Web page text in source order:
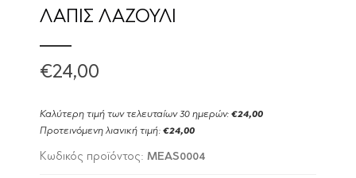
ΛΑΠΙΣ ΛΑΖΟΥΛΙ
€24,00
Καλύτερη τιμή των τελευταίων 30 ημερών: €24,00
Προτεινόμενη λιανική τιμή: €24,00
Κωδικός προϊόντος: MEAS0004